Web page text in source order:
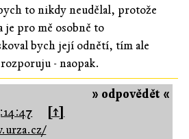
to nikdy neudělal, protože
je pro mě osobně to
bych její odnětí, tím ale
- naopak.
» odpovědět «
[↑]